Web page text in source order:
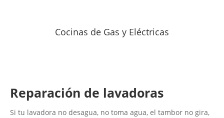
Cocinas de Gas y Eléctricas
Reparación de lavadoras
Si tu lavadora no desagua, no toma agua, el tambor no gira,